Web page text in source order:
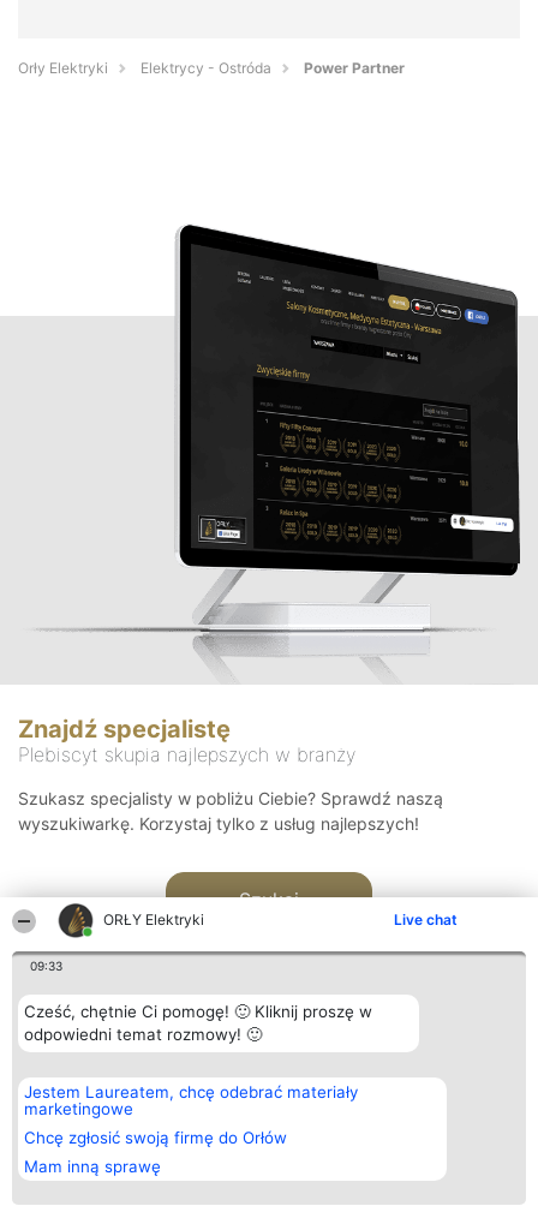
ORŁY Elektryki Live chat
09:33
Cześć, chętnie Ci pomogę! 🙂 Kliknij proszę w
odpowiedni temat rozmowy! 🙂
Jestem Laureatem, chcę odebrać materiały
marketingowe
Chcę zgłosić swoją firmę do Orłów
Mam inną sprawę
Orły Elektryki Elektrycy - Ostróda Power Partner
Znajdź specjalistę
Plebiscyt skupia najlepszych w branży
Szukasz specjalisty w pobliżu Ciebie? Sprawdź naszą
wyszukiwarkę. Korzystaj tylko z usług najlepszych!
Szukaj
Organizator plebiscytu
Bright Side Solutions sp. z o.
o. sp. k.
ul. Ruska 22
Wrocław 50-079
KRS 0000749100 | Regon
381313360 | NIP 8943132676
Plebiscyt
Laureaci
wszystkich
Laureatów
Regulamin
Kontakt
Kontakt